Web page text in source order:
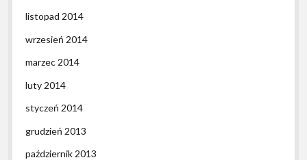
listopad 2014
wrzesień 2014
marzec 2014
luty 2014
styczeń 2014
grudzień 2013
październik 2013